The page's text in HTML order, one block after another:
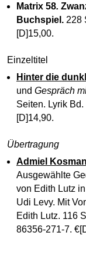
Matrix 58.
Buchspiel . 228
[D]15,00.
Einzeltitel
Hinter die
und Gespräch
Seiten. Lyrik
[D]14,90.
Übertragung
Admiel
Ausgewählte
von Edith Lutz
Udi Levy. Mit
Edith Lutz. 116
86356-271-7.